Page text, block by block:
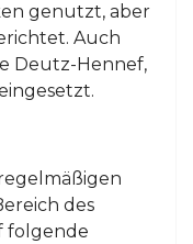
genutzt, aber
Auch
Deutz-Hennef,
des
folgende